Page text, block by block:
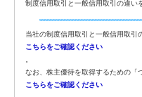
制度信用取引と一般信用取引の違い
当社の制度信用取引と一般信用取引
こちらをご確認ください
なお、株主優待を取得するための「
こちらをご確認ください